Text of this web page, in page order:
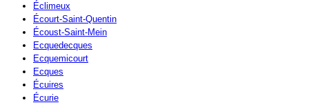
Éclimeux
Écourt-Saint-Quentin
Écoust-Saint-Mein
Ecquedecques
Ecquemicourt
Ecques
Écuires
Écurie